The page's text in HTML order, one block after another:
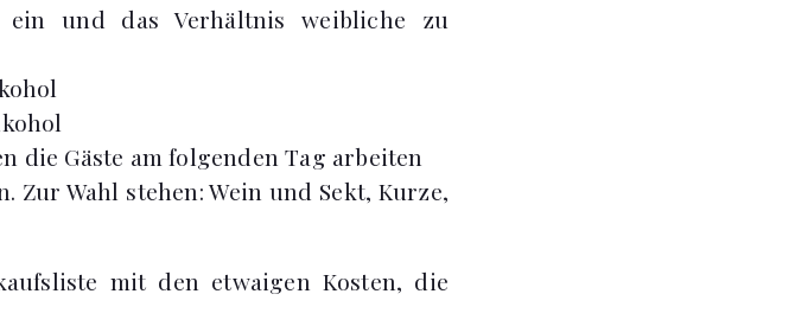
und das Verhältnis weibliche zu
die Gäste am folgenden Tag arbeiten
Zur Wahl stehen: Wein und Sekt, Kurze,
mit den etwaigen Kosten, die